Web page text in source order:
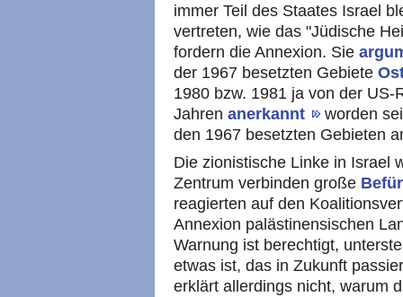
immer Teil des Staates Israel
vertreten, wie das "Jüdische
fordern die Annexion. Sie
der 1967 besetzten Gebiete
1980 bzw. 1981 ja von der
Jahren anerkannt
worden
den 1967 besetzten Gebieten
Die zionistische Linke in Israel
Zentrum verbinden große
reagierten auf den
Annexion palästinensischen
Warnung ist berechtigt,
etwas ist, das in Zukunft
erklärt allerdings nicht, warum